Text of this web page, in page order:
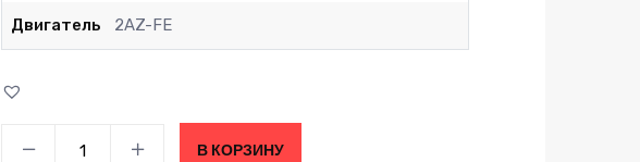
Двигатель 2AZ-FE
В КОРЗИНУ